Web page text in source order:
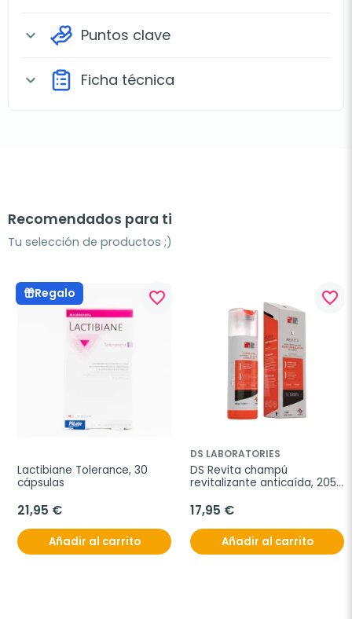
expand_more Puntos clave
expand_more Ficha técnica
Recomendados para ti
Tu selección de productos ;)
Regalo favorite_border
Lactibiane Tolerance, 30
cápsulas
21,95 €
Añadir al carrito
favorite_border
DS LABORATORIES
DS Revita champú
revitalizante anticaída, 205
17,95 €
Añadir al carrito